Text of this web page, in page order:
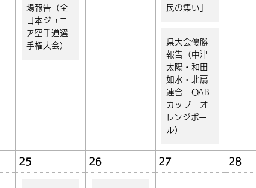
場報告（全
日本ジュニ
ア空手道選
手権大会）
民の集い」
県大会優勝
報告（中津
太陽・和田
如水・北扇
連合 OAB
カップ オ
レンジボー
ル）
25 26 27 28